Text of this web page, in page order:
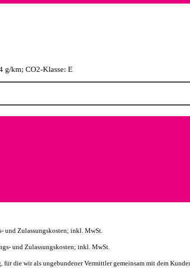
g/km; CO2-Klasse: E
und Zulassungskosten; inkl. MwSt.
und Zulassungskosten; inkl. MwSt.
die wir als ungebundener Vermittler gemeinsam mit dem